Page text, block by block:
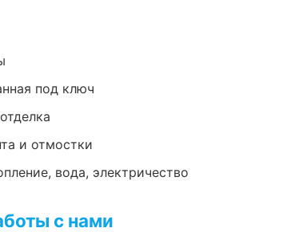
под ключ
и отмостки
вода, электричество
с нами